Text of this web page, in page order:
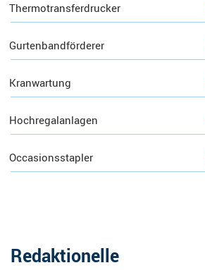
Thermotransferdrucker
Gurtenbandförderer
Kranwartung
Hochregalanlagen
Occasionsstapler
Redaktionelle